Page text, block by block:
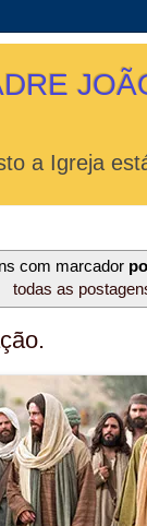
a Igreja
com marcador
todas as